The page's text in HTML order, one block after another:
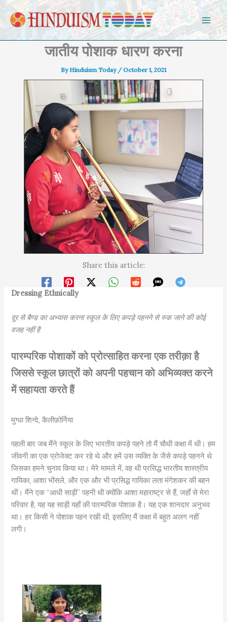
Skip to content
जातीय पोशाक धारण करना
ByHinduism Today /October 1, 2021
Share this article:
Dressing Ethnically
दूर से बैण्ड का अभ्यास करना स्कूल के लिए कपड़े पहनने से रुक जाने की कोई
वजह नहीं है
पारम्परिक पोशाकों को प्रोत्साहित करना एक तरीक़ा है
जिससे स्कूल छात्रों को अपनी पहचान को अभिव्यक्त करने
में सहायता करते हैं
मुग्धा शिन्दे, कैलीफ़ोर्निया
पहली बार जब मैंने स्कूल के लिए भारतीय कपड़े पहने तो मैं चौथी कक्षा में थी। हम
जीवनी का एक प्रोजेक्ट कर रहे थे और हमें उस व्यक्ति के जैसे कपड़े पहनने थे
जिसका हमने चुनाव किया था। मेरे मामले में, वह थी प्रसिद्ध भारतीय शास्त्रीय
गायिका, आशा भोंसले, और एक और भी प्रसिद्ध गायिका लता मंगेशकर की बहन
थीं। मैंने एक “आधी साड़ी” पहनी थी क्योंकि आशा महाराष्ट्र से हैं, जहाँ से मेरा
परिवार है, यह यह साड़ी यहाँ की पारम्परिक पोशाक है। यह एक शानदार अनुभव
था। हर किसी ने पोशाक पहन रखी थी, इसलिए मैं कक्षा में बहुत अलग नहीं
लगी।